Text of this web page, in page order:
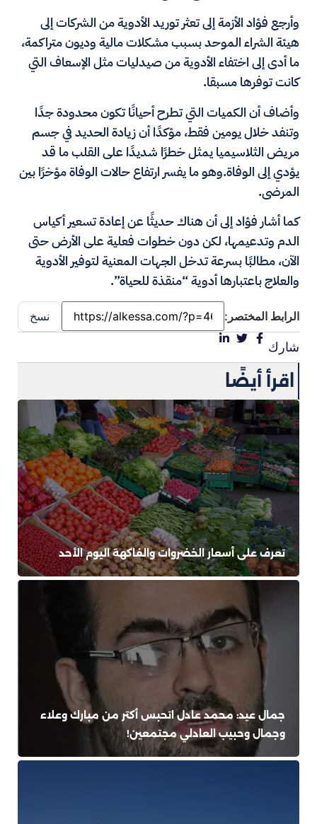
وأرجع فؤاد الأزمة إلى تعثر توريد الأدوية من الشركات إلى
هيئة الشراء الموحد بسبب مشكلات مالية وديون متراكمة،
ما أدى إلى اختفاء الأدوية من صيدليات مثل الإسعاف التي
كانت توفرها مسبقا.
وأضاف أن الكميات التي تطرح أحيانًا تكون محدودة جدًا
وتنفد خلال يومين فقط، مؤكدًا أن زيادة الحديد في جسم
مريض الثلاسيميا يمثل خطرًا شديدًا على القلب ما قد
يؤدي إلى الوفاة.وهو ما يفسر ارتفاع حالات الوفاة مؤخرًا بين
المرضى.
كما أشار فؤاد إلى أن هناك حديثًا عن إعادة تسعير أكياس
الدم وتدعيمها، لكن دون خطوات فعلية على الأرض حتى
الآن، مطالبًا بسرعة تدخل الجهات المعنية لتوفير الأدوية
والعلاج باعتبارها أدوية “منقذة للحياة”.
الرابط المختصر: نسخ
شارك
اقرأ أيضًا
تعرف على أسعار الخضروات والفاكهة اليوم الأحد
جمال عيد: محمد عادل اتحبس أكتر من مبارك وعلاء
وجمال وحبيب العادلي مجتمعين!